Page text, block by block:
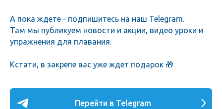
А пока ждете - подпишитесь на наш Telegram.
Там мы публикуем новости и акции, видео уроки и
упражнения для плавания.
Кстати, в закрепе вас уже ждет подарок 🎁
Перейти в Telegram